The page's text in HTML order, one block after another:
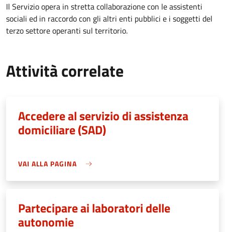
Il Servizio opera in stretta collaborazione con le assistenti
sociali ed in raccordo con gli altri enti pubblici e i soggetti del
terzo settore operanti sul territorio.
Attività correlate
Accedere al servizio di assistenza
domiciliare (SAD)
VAI ALLA PAGINA
Partecipare ai laboratori delle
autonomie